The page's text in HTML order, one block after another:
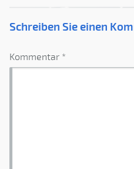
Schreiben Sie einen
Kommentar *